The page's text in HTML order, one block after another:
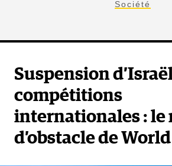
Société
Suspension
compétitions
internationales : le
d’obstacle de